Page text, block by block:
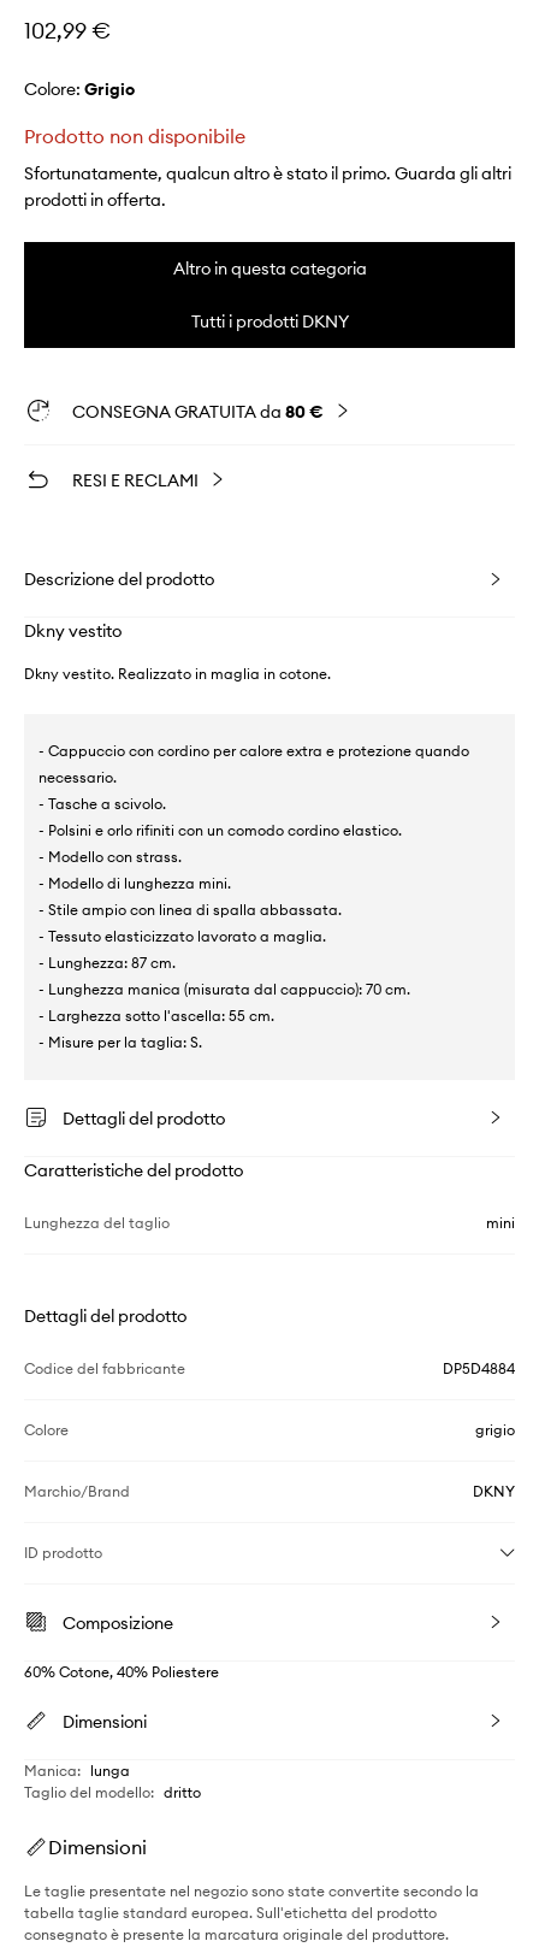
102,99 €
Colore: grigio
Prodotto non disponibile
Sfortunatamente, qualcun altro è stato il primo. Guarda gli altri
prodotti in offerta.
Altro in questa categoria
Tutti i prodotti DKNY
CONSEGNA GRATUITA da 80 €
RESI E RECLAMI
Descrizione del prodotto
Dkny vestito
Dkny vestito. Realizzato in maglia in cotone.
- Cappuccio con cordino per calore extra e protezione quando
necessario.
- Tasche a scivolo.
- Polsini e orlo rifiniti con un comodo cordino elastico.
- Modello con strass.
- Modello di lunghezza mini.
- Stile ampio con linea di spalla abbassata.
- Tessuto elasticizzato lavorato a maglia.
- Lunghezza: 87 cm.
- Lunghezza manica (misurata dal cappuccio): 70 cm.
- Larghezza sotto l'ascella: 55 cm.
- Misure per la taglia: S.
Dettagli del prodotto
Caratteristiche del prodotto
Lunghezza del taglio mini
Dettagli del prodotto
Codice del fabbricante DP5D4884
Colore grigio
Marchio/Brand DKNY
ID prodotto
Composizione
60% Cotone, 40% Poliestere
Dimensioni
Manica: lunga
Taglio del modello: dritto
Dimensioni
Le taglie presentate nel negozio sono state convertite secondo la
tabella taglie standard europea. Sull'etichetta del prodotto
consegnato è presente la marcatura originale del produttore.